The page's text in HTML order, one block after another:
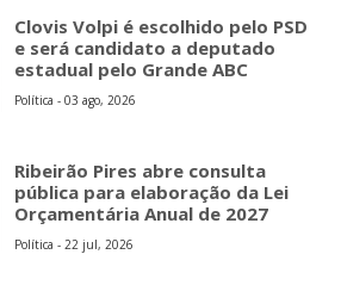
Clovis Volpi é escolhido pelo PSD
e será candidato a deputado
estadual pelo Grande ABC
Política - 03 ago, 2026
Ribeirão Pires abre consulta
pública para elaboração da Lei
Orçamentária Anual de 2027
Política - 22 jul, 2026